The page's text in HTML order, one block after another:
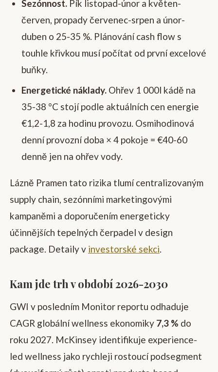
Sezónnost. Pík listopad-únor a květen-
červen, propady červenec-srpen a únor-
duben o 25-35 %. Plánování cash flow s
touhle křivkou musí počítat od první excelové
buňky.
Energetické náklady. Ohřev 1 000l kádě na
35-38 °C stojí podle aktuálních cen energie
€1,2-1,8 za hodinu provozu. Osmihodinová
denní provozní doba × 4 pokoje = €40-60
denně jen na ohřev vody.
Lázně Pramen tato rizika tlumí centralizovaným
supply chain, sezónními marketingovými
kampaněmi a doporučením energeticky
účinnějších tepelných čerpadel v design
package. Detaily v investorské sekci.
Kam jde trh v období 2026-2030
GWI v posledním Monitor reportu odhaduje
CAGR globální wellness ekonomiky 7,3 % do
roku 2027. McKinsey identifikuje experience-
led wellness jako rychleji rostoucí podsegment